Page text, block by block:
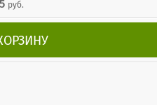
руб.